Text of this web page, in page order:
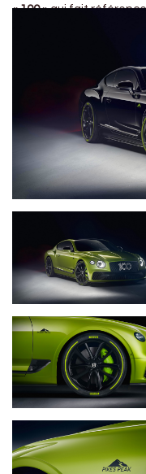
«100» qui fait